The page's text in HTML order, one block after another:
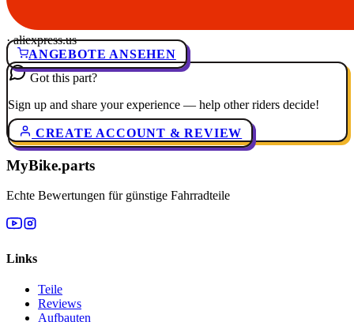
· aliexpress.us
ANGEBOTE ANSEHEN
Got this part?
Sign up and share your experience — help other riders decide!
CREATE ACCOUNT & REVIEW
MyBike.parts
Echte Bewertungen für günstige Fahrradteile
Links
Teile
Reviews
Aufbauten